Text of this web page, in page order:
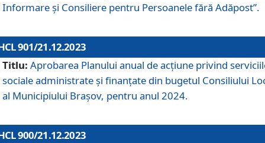
Informare și Consiliere pentru Persoanele fără Adăpost”.
901/21.12.2023
Titlu: Aprobarea Planului anual de acțiune privind
sociale administrate și finanțate din bugetul Consiliului
al Municipiului Brașov, pentru anul 2024.
900/21.12.2023